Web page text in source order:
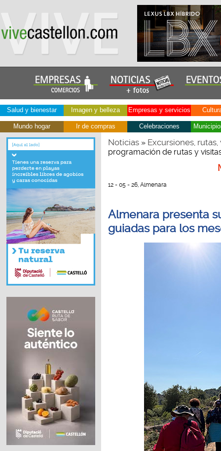
Salud y bienestar Imagen y belleza Empresas y servicios
Mundo hogar Ir de compras Celebraciones
Noticias» Excursiones,
programación de rutas y
12 - 05 - 26, Almenara
Almenara presenta
guiadas para los